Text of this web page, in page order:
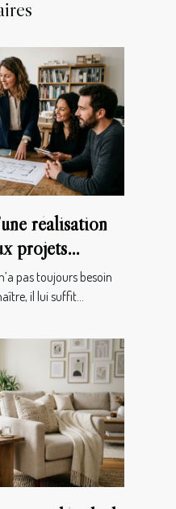
réalisation
projets
pas toujours besoin
il lui suffit...